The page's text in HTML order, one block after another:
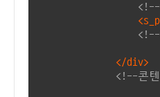
<!--
<!--
</div>
<!--콘